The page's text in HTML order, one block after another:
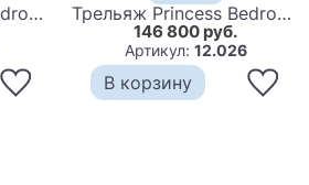
Трельяж Princess Bedroom Dressing Table White Трельяж Princess Bedroom Dressing Table Green
146 800 руб.
Артикул: 12.026
В корзину